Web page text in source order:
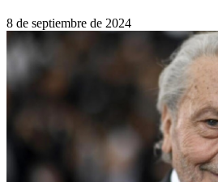
8 de septiembre de 2024